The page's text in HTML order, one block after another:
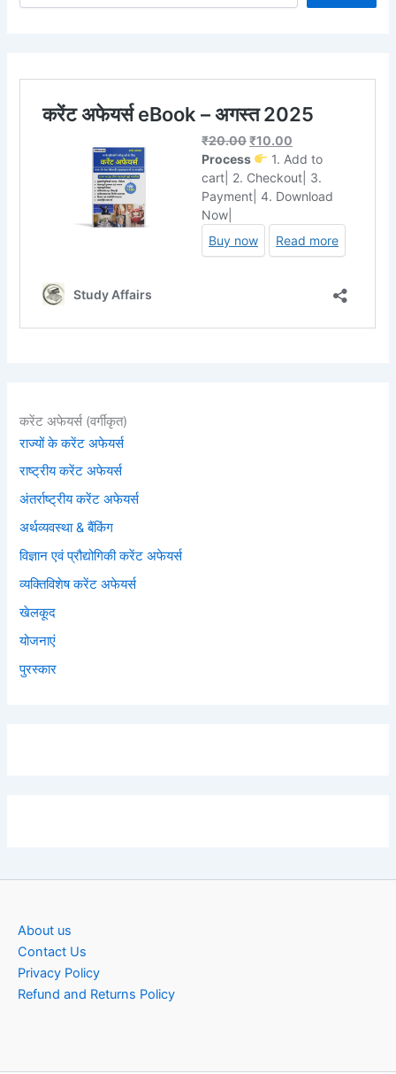
करेंट अफेयर्स (वर्गीकृत)
राज्यों के करेंट अफेयर्स
राष्ट्रीय करेंट अफेयर्स
अंतर्राष्ट्रीय करेंट अफेयर्स
अर्थव्यवस्था & बैंकिंग
विज्ञान एवं प्रौद्योगिकी करेंट अफेयर्स
व्यक्तिविशेष करेंट अफेयर्स
खेलकूद
योजनाएं
पुरस्कार
About us
Contact Us
Privacy Policy
Refund and Returns Policy